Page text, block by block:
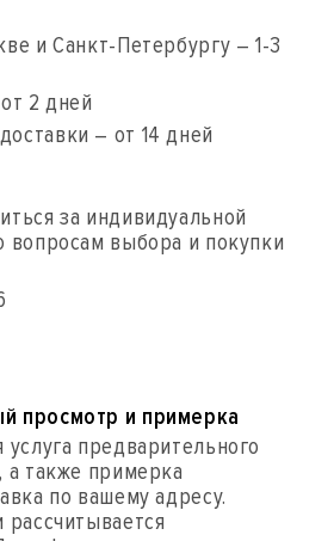
и Санкт-Петербургу – 1-3
2 дней
– от 14 дней
за индивидуальной
вопросам выбора и покупки
просмотр и примерка
услуга предварительного
а также примерка
по вашему адресу.
рассчитывается